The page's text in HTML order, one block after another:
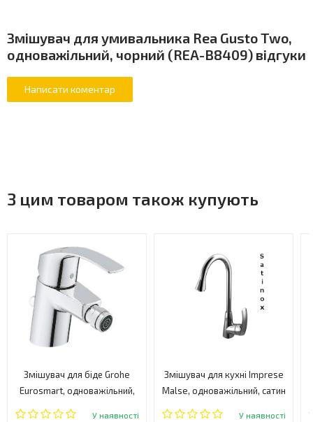
Змішувач для умивальника Rea Gusto Two,
одноважільний, чорний (REA-B8409) відгуки
З цим товаром також купують
Змішувач для біде Grohe
Eurosmart, одноважільний,
хром (32929002)
У наявності
Змішувач для кухні Imprese
Malse, одноважільний, сатин
(55010S)
У наявності